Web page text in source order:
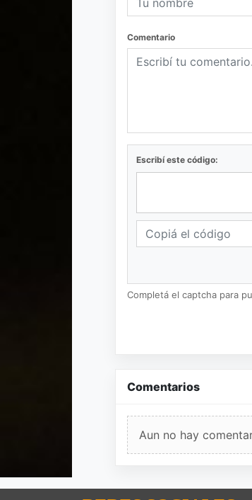
Comentario
Escribí este código:
Completá el captcha para
Comentarios
Aun no hay